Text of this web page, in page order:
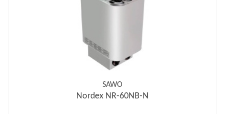
SAWO
Nordex NR-60NB-N